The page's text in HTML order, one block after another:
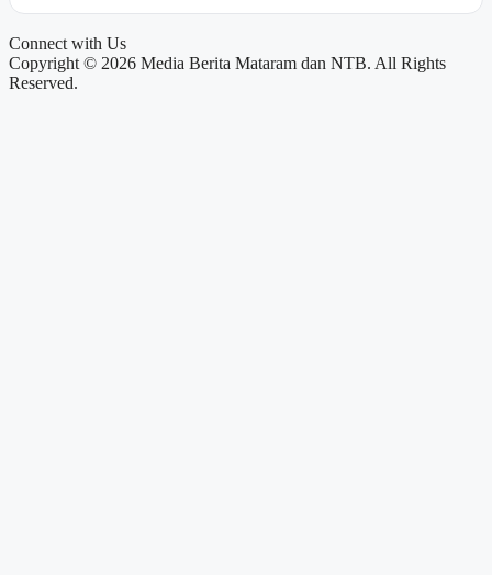
Connect with Us
Copyright © 2026 Media Berita Mataram dan NTB. All Rights
Reserved.